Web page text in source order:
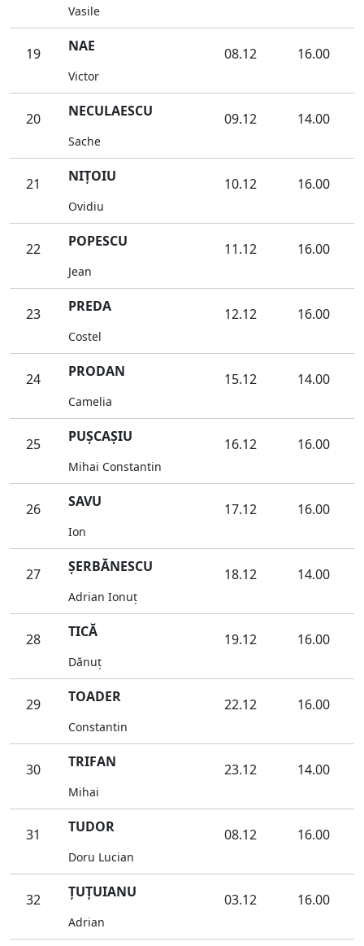
Vasile
19 NAE
Victor
08.12 16.00
20 NECULAESCU
Sache
09.12 14.00
21 NIŢOIU
Ovidiu
10.12 16.00
22 POPESCU
Jean
11.12 16.00
23 PREDA
Costel
12.12 16.00
24 PRODAN
Camelia
15.12 14.00
25 PUŞCAŞIU
Mihai Constantin
16.12 16.00
26 SAVU
Ion
17.12 16.00
27 ŞERBĂNESCU
Adrian Ionuţ
18.12 14.00
28 TICĂ
Dănuţ
19.12 16.00
29 TOADER
Constantin
22.12 16.00
30 TRIFAN
Mihai
23.12 14.00
31 TUDOR
Doru Lucian
08.12 16.00
32 ŢUŢUIANU
Adrian
03.12 16.00